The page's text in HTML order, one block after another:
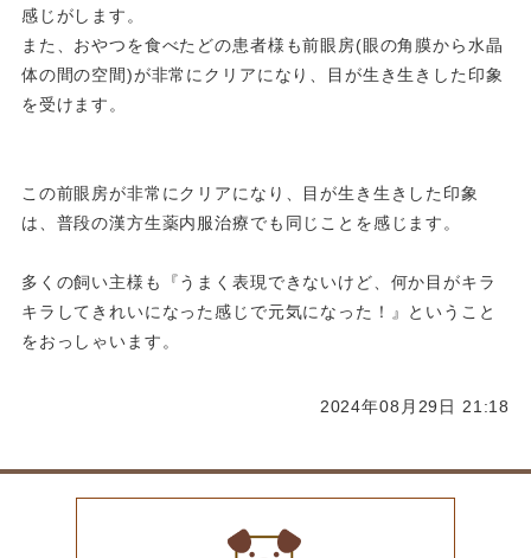
感じがします。
また、おやつを食べたどの患者様も前眼房(眼の角膜から水晶
体の間の空間)が非常にクリアになり、目が生き生きした印象
を受けます。
この前眼房が非常にクリアになり、目が生き生きした印象
は、普段の漢方生薬内服治療でも同じことを感じます。
多くの飼い主様も『うまく表現できないけど、何か目がキラ
キラしてきれいになった感じで元気になった！』ということ
をおっしゃいます。
2024年08月29日 21:18